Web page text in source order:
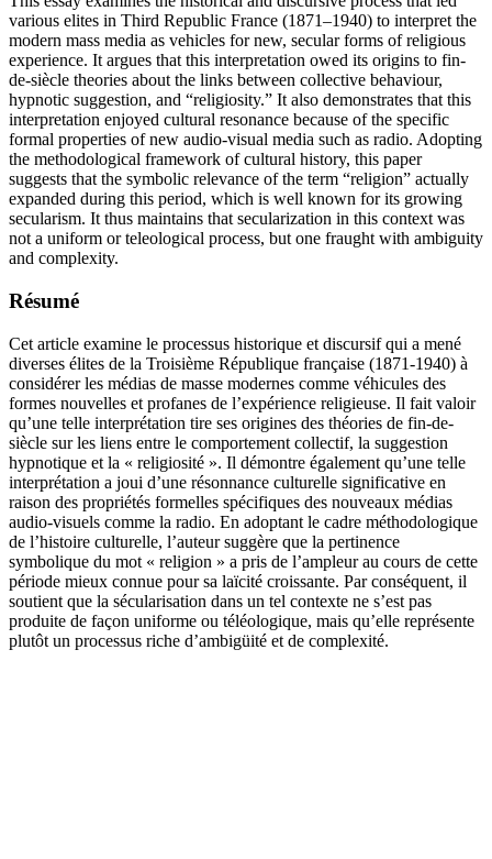
various elites in Third Republic France (1871–1940) to interpret the
modern mass media as vehicles for new, secular forms of religious
experience. It argues that this interpretation owed its origins to fin-
de-siècle theories about the links between collective behaviour,
hypnotic suggestion, and “religiosity.” It also demonstrates that this
interpretation enjoyed cultural resonance because of the specific
formal properties of new audio-visual media such as radio. Adopting
the methodological framework of cultural history, this paper
suggests that the symbolic relevance of the term “religion” actually
expanded during this period, which is well known for its growing
secularism. It thus maintains that secularization in this context was
not a uniform or teleological process, but one fraught with ambiguity
and complexity.
Résumé
Cet article examine le processus historique et discursif qui a mené
diverses élites de la Troisième République française (1871-1940) à
considérer les médias de masse modernes comme véhicules des
formes nouvelles et profanes de l’expérience religieuse. Il fait valoir
qu’une telle interprétation tire ses origines des théories de fin-de-
siècle sur les liens entre le comportement collectif, la suggestion
hypnotique et la « religiosité ». Il démontre également qu’une telle
interprétation a joui d’une résonnance culturelle significative en
raison des propriétés formelles spécifiques des nouveaux médias
audio-visuels comme la radio. En adoptant le cadre méthodologique
de l’histoire culturelle, l’auteur suggère que la pertinence
symbolique du mot « religion » a pris de l’ampleur au cours de cette
période mieux connue pour sa laïcité croissante. Par conséquent, il
soutient que la sécularisation dans un tel contexte ne s’est pas
produite de façon uniforme ou téléologique, mais qu’elle représente
plutôt un processus riche d’ambigüité et de complexité.